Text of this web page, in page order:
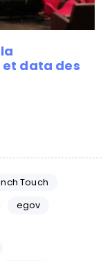
data des
Touch
egov